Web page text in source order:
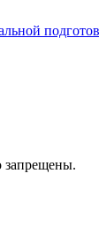
запрещены.